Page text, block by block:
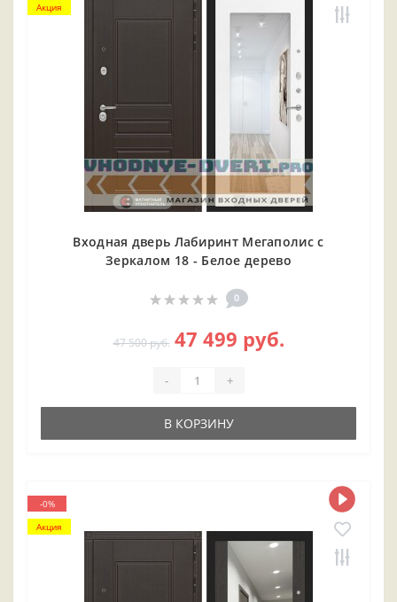
Акция
Входная дверь Лабиринт Мегаполис с
Зеркалом 18 - Белое дерево
0
47 500 руб. 47 499 руб.
- +
В КОРЗИНУ
-0%
Акция